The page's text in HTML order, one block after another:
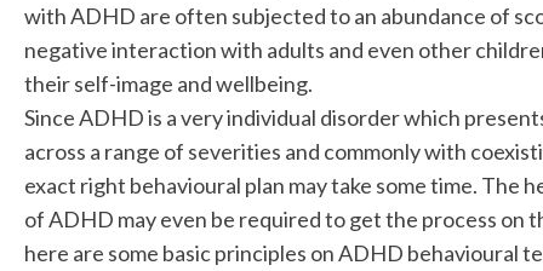
with ADHD are often subjected to an abundance of
negative interaction with adults and even other
their self-image and wellbeing.
Since ADHD is a very individual disorder which
across a range of severities and commonly with
exact right behavioural plan may take some time. The
of ADHD may even be required to get the process on
here are some basic principles on ADHD behavioural